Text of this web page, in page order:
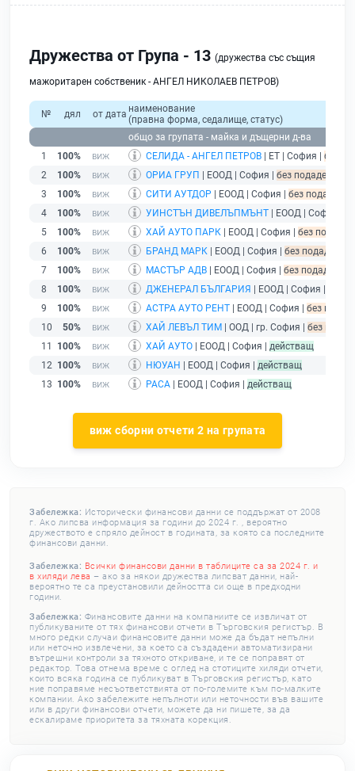
Дружества от Група - 13 (дружества със същия
мажоритарен собственик - АНГЕЛ НИКОЛАЕВ ПЕТРОВ)
№ дял от дата наименование
(правна форма, седалище, статус)
общо за групата - майка и дъщерни д-ва
1
100% СЕЛИДА - АНГЕЛ ПЕТРОВ | ЕТ | София | без
2
100% ОРИА ГРУП | ЕООД | София | без подаден
3
100% СИТИ АУТДОР | ЕООД | София | без подаден
4
100% УИНСТЪН ДИВЕЛЪПМЪНТ | ЕООД | София |
5
100% ХАЙ АУТО ПАРК | ЕООД | София | без
6
100% БРАНД МАРК | ЕООД | София | без подаден
7
100% МАСТЪР АДВ | ЕООД | София | без подаден
8
100% ДЖЕНЕРАЛ БЪЛГАРИЯ | ЕООД | София |
9
100% АСТРА АУТО РЕНТ | ЕООД | София | без
10
50% ХАЙ ЛЕВЪЛ ТИМ | ООД | гр. София | без
11
100% ХАЙ АУТО | ЕООД | София | действащ
12 100% НЮУАН | ЕООД | София | действащ
13 100% РАСА | ЕООД | София | действащ
виж сборни отчети 2 на групата
Забележка: Исторически финансови данни се поддържат от 2008
г. Ако липсва информация за години до 2024 г. , вероятно
дружеството е спряло дейност в годината, за която са последните
финансови данни.
Забележка: Всички финансови данни в таблиците са за 2024 г. и
в хиляди лева – ако за някои дружества липсват данни, най-
вероятно те са преустановили дейността си още в предходни
години.
Забележка: Финансовите данни на компаниите се извличат от
публикуваните от тях финансови отчети в Търговския регистър. В
много редки случаи финансовите данни може да бъдат непълни
или неточно извлечени, за което са създадени автоматизирани
вътрешни контроли за тяхното откриване, и те се поправят от
редактор. Това отнема време с оглед на стотиците хиляди отчети,
които всяка година се публикуват в Търговския регистър, като
ние поправяме несъответствията от по-големите към по-малките
компании. Ако забележите непълноти или неточности във вашите
или в други финансови отчети, можете да ни пишете, за да
ескалираме приоритета за тяхната корекция.